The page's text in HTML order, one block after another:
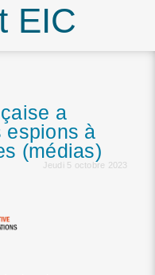
EIC
a
espions à
(médias)
Jeudi 5 octobre 2023